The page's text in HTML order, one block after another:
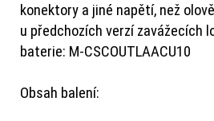
konektory a jiné napětí, než
u předchozích verzí zavážecích
baterie: M-CSCOUTLAACU10
Obsah balení: